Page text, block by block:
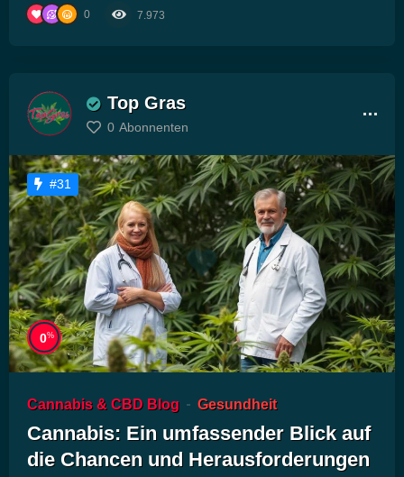
0 7.973
Top Gras
0 Abonnenten
#31
0%
Cannabis & CBD Blog Gesundheit
Cannabis: Ein umfassender Blick auf
die Chancen und Herausforderungen